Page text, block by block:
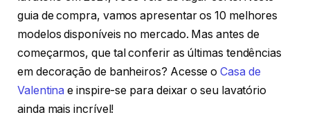
guia de compra, vamos apresentar os 10 melhores
modelos disponíveis no mercado. Mas antes de
começarmos, que tal conferir as últimas tendências
em decoração de banheiros? Acesse oCasa de
Valentina e inspire-se para deixar o seu lavatório
ainda mais incrível!